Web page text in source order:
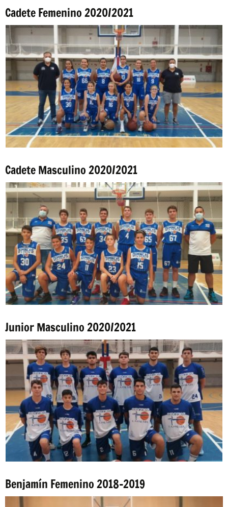
Cadete Femenino 2020/2021
Cadete Masculino 2020/2021
Junior Masculino 2020/2021
Benjamín Femenino 2018-2019